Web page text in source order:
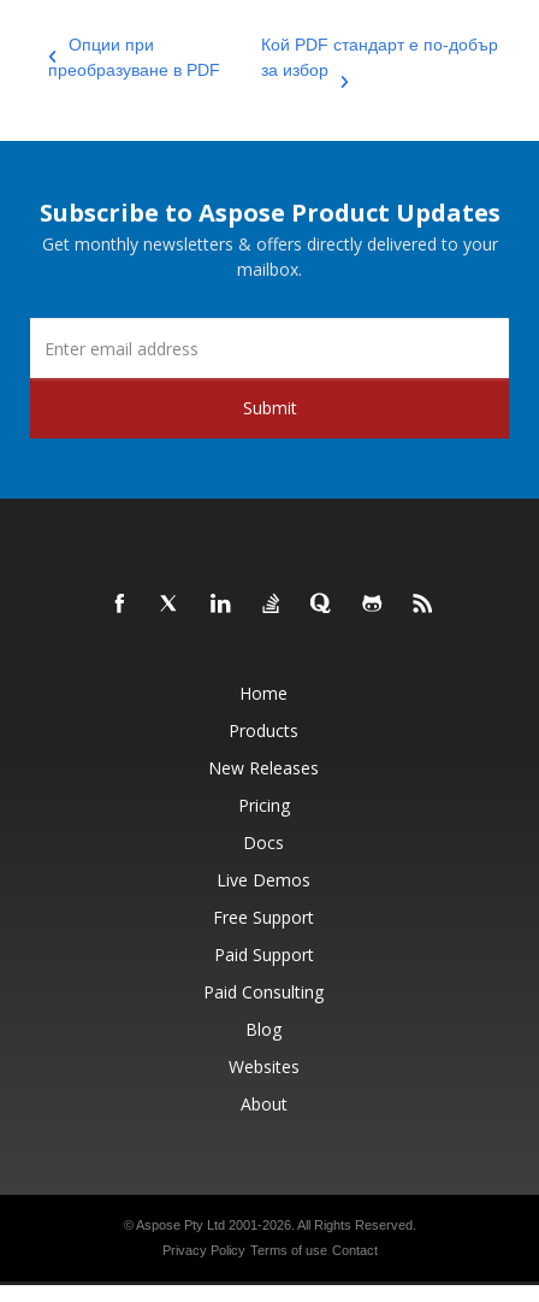
Опции при
преобразуване в PDF
Кой PDF стандарт е по-добър
за избор
Subscribe to Aspose Product Updates
Get monthly newsletters & offers directly delivered to your
mailbox.
Submit
Home
Products
New Releases
Pricing
Docs
Live Demos
Free Support
Paid Support
Paid Consulting
Blog
Websites
About
© Aspose Pty Ltd 2001-2026. All Rights Reserved.
Privacy Policy Terms of use Contact